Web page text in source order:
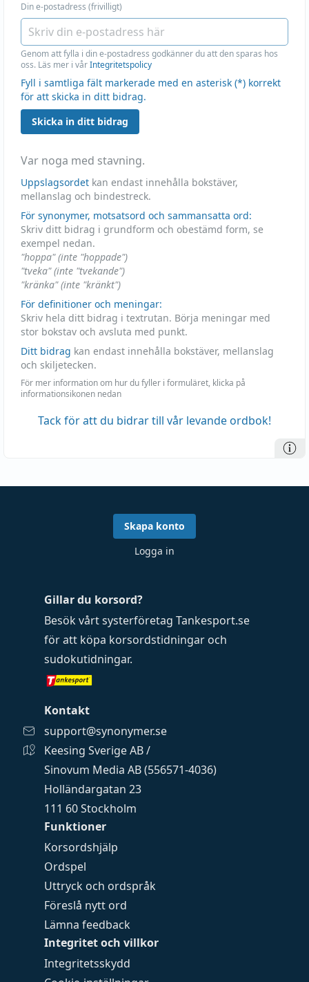
Din e-postadress (frivilligt)
Genom att fylla i din e-postadress godkänner du att den sparas hos
oss. Läs mer i vårIntegritetspolicy
Fyll i samtliga fält markerade med en asterisk (*) korrekt
för att skicka in ditt bidrag.
Skicka in ditt bidrag
Var noga med stavning.
Uppslagsordet kan endast innehålla bokstäver,
mellanslag och bindestreck.
För synonymer, motsatsord och sammansatta ord:
Skriv ditt bidrag i grundform och obestämd form, se
exempel nedan.
"hoppa" (inte "hoppade")
"tveka" (inte "tvekande")
"kränka" (inte "kränkt")
För definitioner och meningar:
Skriv hela ditt bidrag i textrutan. Börja meningar med
stor bokstav och avsluta med punkt.
Ditt bidrag kan endast innehålla bokstäver, mellanslag
och skiljetecken.
För mer information om hur du fyller i formuläret, klicka på
informationsikonen nedan
Tack för att du bidrar till vår levande ordbok!
Funktioner
Korsordshjälp
Ordspel
Uttryck och ordspråk
Föreslå nytt ord
Lämna feedback
Integritet och villkor
Integritetsskydd
Gillar du korsord?
Besök vårt systerföretag Tankesport.se
för att köpa korsordstidningar och
sudokutidningar.
Kontakt
support@synonymer.se
Keesing Sverige AB /
Sinovum Media AB (556571-4036)
Holländargatan 23
111 60 Stockholm
Skapa konto
Logga in